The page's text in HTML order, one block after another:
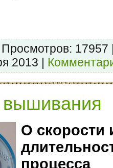
Просмотров: 17957
2013 |
вышивания
О скорости
процесса